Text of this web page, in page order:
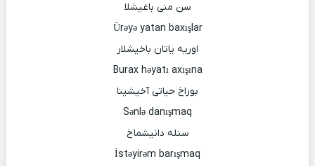
سن منی باغیشلا
Ürəyə yatan baxışlar
اوریه یاتان باخیشلار
Burax həyatı axışına
بوراخ حیاتی آخیشینا
Sənlə danışmaq
سنله دانیشماخ
İstəyirəm barışmaq